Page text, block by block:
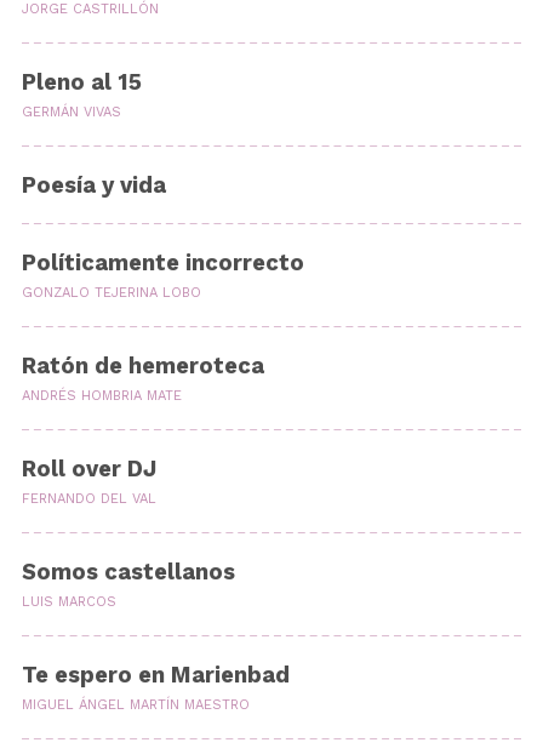
JORGE CASTRILLÓN
Pleno al 15
GERMÁN VIVAS
Poesía y vida
Políticamente incorrecto
GONZALO TEJERINA LOBO
Ratón de hemeroteca
ANDRÉS HOMBRIA MATE
Roll over DJ
FERNANDO DEL VAL
Somos castellanos
LUIS MARCOS
Te espero en Marienbad
MIGUEL ÁNGEL MARTÍN MAESTRO